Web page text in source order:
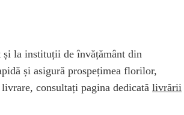
la instituții de învățământ din
și asigură prospețimea florilor,
consultați pagina dedicată livrării